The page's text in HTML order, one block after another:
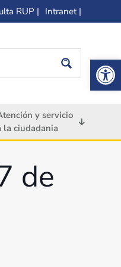
RUP | Intranet |
y servicio
la ciudadania
de